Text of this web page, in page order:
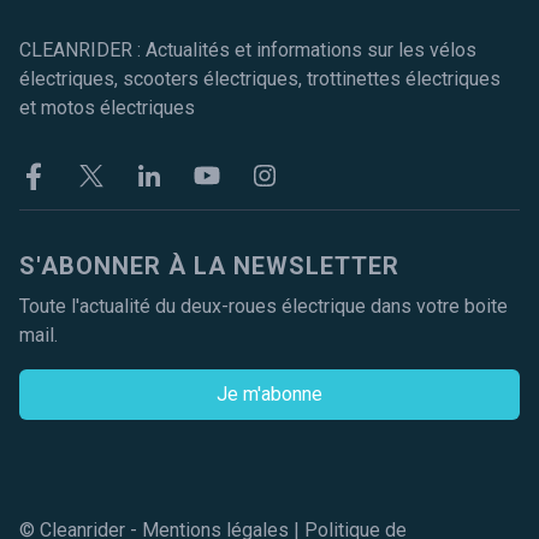
CLEANRIDER : Actualités et informations sur les vélos
électriques, scooters électriques, trottinettes électriques
et motos électriques
FacebookTwitter LinkekinYoutubeInstagram
S'ABONNER À LA NEWSLETTER
Toute l'actualité du deux-roues électrique dans votre boite
mail.
Je m'abonne
© Cleanrider - Mentions légales | Politique de